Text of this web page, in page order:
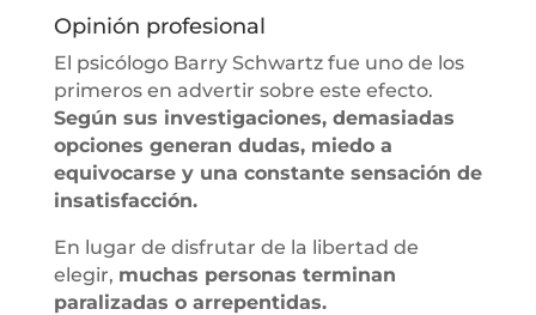
Opinión profesional
El psicólogo Barry Schwartz fue uno de los
primeros en advertir sobre este efecto.
Según sus investigaciones, demasiadas
opciones generan dudas, miedo a
equivocarse y una constante sensación de
insatisfacción.
En lugar de disfrutar de la libertad de
elegir, muchas personas terminan
paralizadas o arrepentidas.